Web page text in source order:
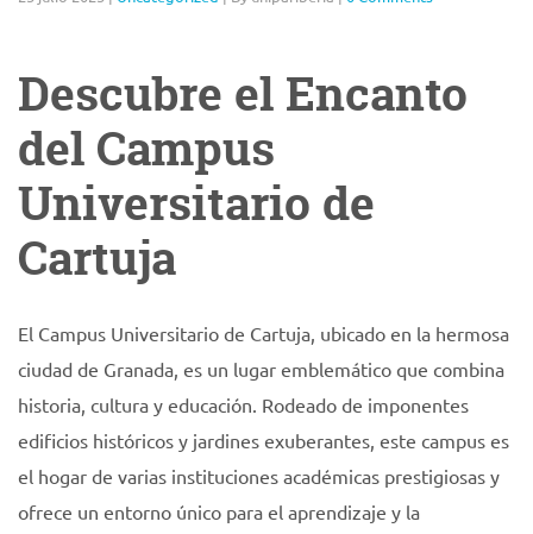
Descubre el Encanto
del Campus
Universitario de
Cartuja
El Campus Universitario de Cartuja, ubicado en la hermosa
ciudad de Granada, es un lugar emblemático que combina
historia, cultura y educación. Rodeado de imponentes
edificios históricos y jardines exuberantes, este campus es
el hogar de varias instituciones académicas prestigiosas y
ofrece un entorno único para el aprendizaje y la